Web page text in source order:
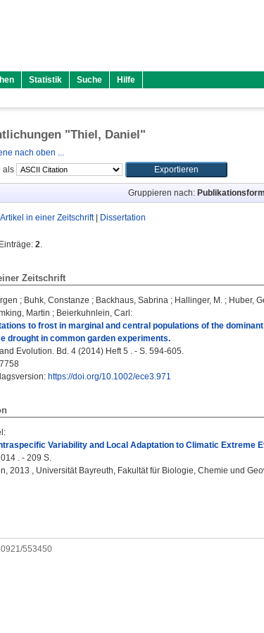
Statistik Suche Hilfe
"Thiel, Daniel"
nach oben ...
als
Gruppieren nach: Publikationsform
Artikel in einer Zeitschrift| Dissertation
2.
Zeitschrift
; Buhk, Constanze ; Backhaus, Sabrina ; Hallinger, M. ; Huber,
Martin ; Beierkuhnlein, Carl :
to frost in marginal and central populations of the
drought in common garden experiments.
Evolution. Bd. 4 (2014) Heft 5 . - S. 594-605.
https://doi.org/10.1002/ece3.971
:
Variability and Local Adaptation to Climatic Extreme
. - 209 S.
2013 , Universität Bayreuth, Fakultät für Biologie, Chemie und
553450